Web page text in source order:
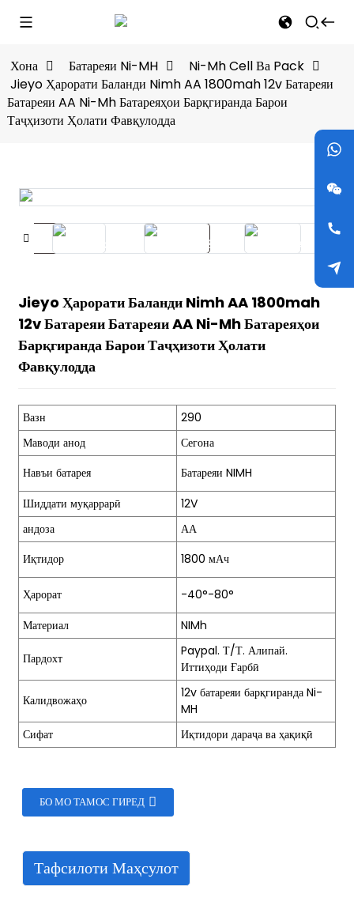
Хона Батареяи Ni-MH
Ni-Mh Cell Ва Pack
Jieyo Ҳарорати Баланди Nimh AA 1800mah 12v Батареяи
Батареяи AA Ni-Mh Батареяҳои Барқгиранда Барои
Таҷҳизоти Ҳолати Фавқулодда
Jieyo Ҳарорати Баланди Nimh AA 1800mah
12v Батареяи Батареяи AA Ni-Mh Батареяҳои
Барқгиранда Барои Таҷҳизоти Ҳолати
Фавқулодда
Вазн
290
Маводи анод
Сегона
Навъи батарея
Батареяи NIMH
Шиддати муқаррарӣ
12V
андоза
АА
Иқтидор
1800 мАч
Ҳарорат
-40°-80°
Материал
NIMh
Пардохт
Paypal. Т/Т. Алипай.
Иттиҳоди Ғарбӣ
Калидвожаҳо
12v батареяи барқгиранда Ni-
MH
Сифат
Иқтидори дараҷа ва ҳақиқӣ
БО МО ТАМОС ГИРЕД
Тафсилоти Маҳсулот